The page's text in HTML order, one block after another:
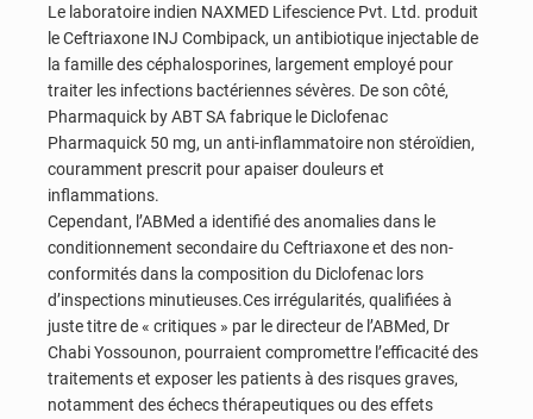
Le laboratoire indien NAXMED Lifescience Pvt. Ltd. produit
le Ceftriaxone INJ Combipack, un antibiotique injectable de
la famille des céphalosporines, largement employé pour
traiter les infections bactériennes sévères. De son côté,
Pharmaquick by ABT SA fabrique le Diclofenac
Pharmaquick 50 mg, un anti-inflammatoire non stéroïdien,
couramment prescrit pour apaiser douleurs et
inflammations.
Cependant, l’ABMed a identifié des anomalies dans le
conditionnement secondaire du Ceftriaxone et des non-
conformités dans la composition du Diclofenac lors
d’inspections minutieuses.Ces irrégularités, qualifiées à
juste titre de « critiques » par le directeur de l’ABMed, Dr
Chabi Yossounon, pourraient compromettre l’efficacité des
traitements et exposer les patients à des risques graves,
notamment des échecs thérapeutiques ou des effets